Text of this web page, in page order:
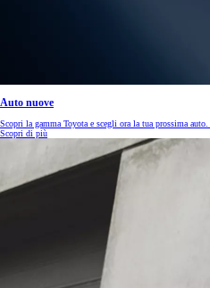
Auto nuove
Scopri la gamma Toyota e scegli ora la tua prossima
Scopri di più